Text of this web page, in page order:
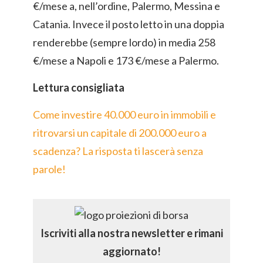
€/mese a, nell’ordine, Palermo, Messina e
Catania. Invece il posto letto in una doppia
renderebbe (sempre lordo) in media 258
€/mese a Napoli e 173 €/mese a Palermo.
Lettura consigliata
Come investire 40.000 euro in immobili e
ritrovarsi un capitale di 200.000 euro a
scadenza? La risposta ti lascerà senza
parole!
Iscriviti alla nostra newsletter e rimani
aggiornato!